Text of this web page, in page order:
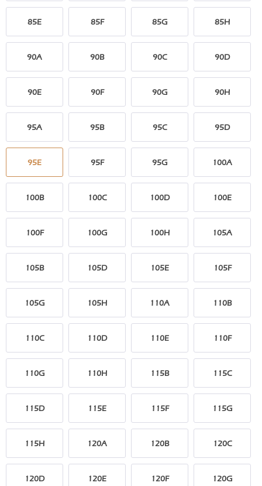
85E 85F 85G 85H
90A 90B 90C 90D
90E 90F 90G 90H
95A 95B 95C 95D
95E 95F 95G 100A
100B 100C 100D 100E
100F 100G 100H 105A
105B 105D 105E 105F
105G 105H 110A 110B
110C 110D 110E 110F
110G 110H 115B 115C
115D 115E 115F 115G
115H 120A 120B 120C
120D 120E 120F 120G